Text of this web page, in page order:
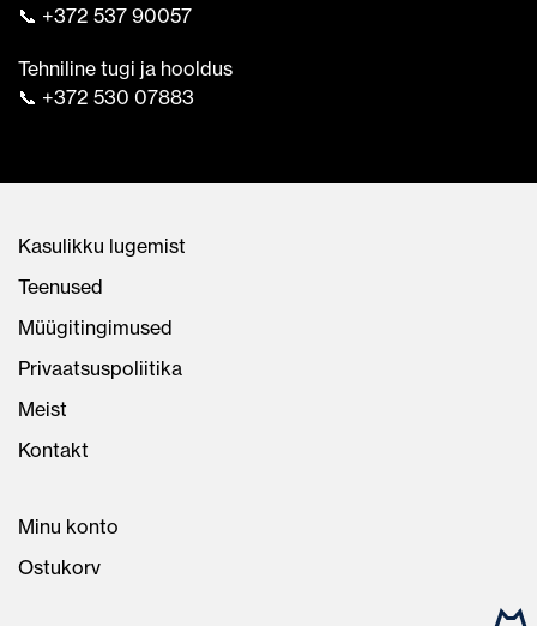
📞 +372 537 90057
Tehniline tugi ja hooldus
📞 +372 530 07883
Kasulikku lugemist
Teenused
Müügitingimused
Privaatsuspoliitika
Meist
Kontakt
Minu konto
Ostukorv